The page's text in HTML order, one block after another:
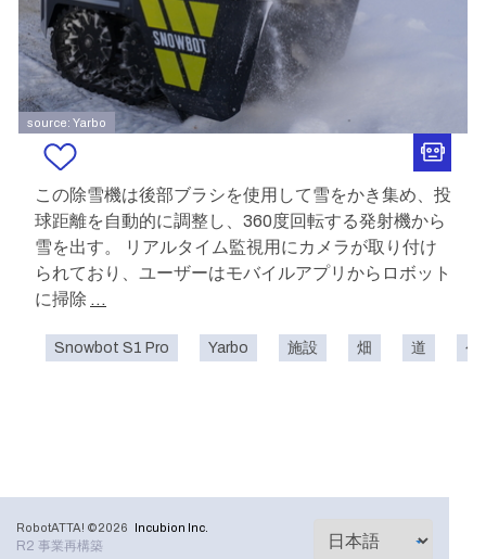
source: Yarbo
この除雪機は後部ブラシを使用して雪をかき集め、投
球距離を自動的に調整し、360度回転する発射機から
雪を出す。 リアルタイム監視用にカメラが取り付け
られており、ユーザーはモバイルアプリからロボット
に掃除 ...
Snowbot S1 Pro Yarbo 施設 畑 道 公
RobotATTA! ©2026 Incubion Inc.
R2 事業再構築